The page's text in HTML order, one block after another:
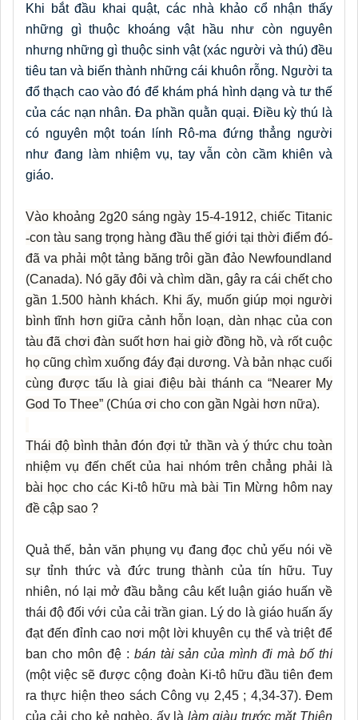
Khi bắt đầu khai quật, các nhà khảo cổ nhận thấy
những gì thuộc khoáng vật hầu như còn nguyên
nhưng những gì thuộc sinh vật (xác người và thú) đều
tiêu tan và biến thành những cái khuôn rỗng. Người ta
đổ thạch cao vào đó để khám phá hình dạng và tư thế
của các nạn nhân. Đa phần quằn quại. Điều kỳ thú là
có nguyên một toán lính Rô-ma đứng thẳng người
như đang làm nhiệm vụ, tay vẫn còn cầm khiên và
giáo.
Vào khoảng 2g20 sáng ngày 15-4-1912, chiếc Titanic
-con tàu sang trọng hàng đầu thế giới tại thời điểm đó-
đã va phải một tảng băng trôi gần đảo Newfoundland
(Canada). Nó gãy đôi và chìm dần, gây ra cái chết cho
gần 1.500 hành khách. Khi ấy, muốn giúp mọi người
bình tĩnh hơn giữa cảnh hỗn loạn, dàn nhạc của con
tàu đã chơi đàn suốt hơn hai giờ đồng hồ, và rốt cuộc
họ cũng chìm xuống đáy đại dương. Và bản nhạc cuối
cùng được tấu là giai điệu bài thánh ca “Nearer My
God To Thee” (Chúa ơi cho con gần Ngài hơn nữa).
Thái độ bình thản đón đợi tử thần và ý thức chu toàn
nhiệm vụ đến chết của hai nhóm trên chẳng phải là
bài học cho các Ki-tô hữu mà bài Tin Mừng hôm nay
đề cập sao ?
Quả thế, bản văn phụng vụ đang đọc chủ yếu nói về
sự tỉnh thức và đức trung thành của tín hữu. Tuy
nhiên, nó lại mở đầu bằng câu kết luận giáo huấn về
thái độ đối với của cải trần gian. Lý do là giáo huấn ấy
đạt đến đỉnh cao nơi một lời khuyên cụ thể và triệt để
ban cho môn đệ : bán tài sản của mình đi mà bố thí
(một việc sẽ được cộng đoàn Ki-tô hữu đầu tiên đem
ra thực hiện theo sách Công vụ 2,45 ; 4,34-37). Đem
của cải cho kẻ nghèo, ấy làlàm giàu trước mặt Thiên